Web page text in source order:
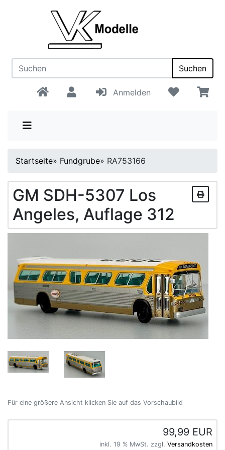
Suchen
Anmelden
Startseite» Fundgrube» RA753166
GM SDH-5307 Los
Angeles, Auflage 312
Für eine größere Ansicht klicken Sie auf das Vorschaubild
99,99 EUR
inkl. 19 % MwSt. zzgl. Versandkosten